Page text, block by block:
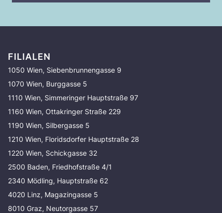
FILIALEN
1050 Wien, Siebenbrunnengasse 9
1070 Wien, Burggasse 5
1110 Wien, Simmeringer Hauptstraße 97
1160 Wien, Ottakringer Straße 229
1190 Wien, Silbergasse 5
1210 Wien, Floridsdorfer Hauptstraße 28
1220 Wien, Schickgasse 32
2500 Baden, Friedhofstraße 4/1
2340 Mödling, Hauptstraße 62
4020 Linz, Magazingasse 5
8010 Graz, Neutorgasse 57